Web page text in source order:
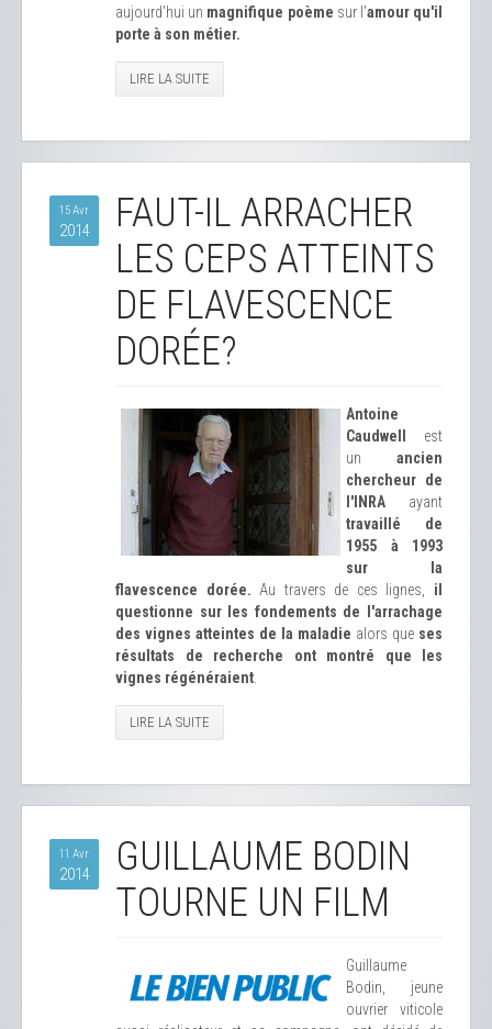
aujourd'hui un magnifique poème sur l'amour qu'il
porte à son métier.
LIRE LA SUITE
15 Avr
2014
FAUT-IL ARRACHER
LES CEPS ATTEINTS
DE FLAVESCENCE
DORÉE?
Antoine
Caudwell
est
un ancien
chercheur de
l'INRA ayant
travaillé de
1955 à 1993
sur la
flavescence dorée. Au travers de ces lignes, il
questionne sur les fondements de l'arrachage
des vignes atteintes de la maladie alors que ses
résultats de recherche ont montré que les
vignes régénéraient
LIRE LA SUITE
11 Avr
2014
GUILLAUME BODIN
TOURNE UN FILM
Guillaume
Bodin, jeune
ouvrier viticole